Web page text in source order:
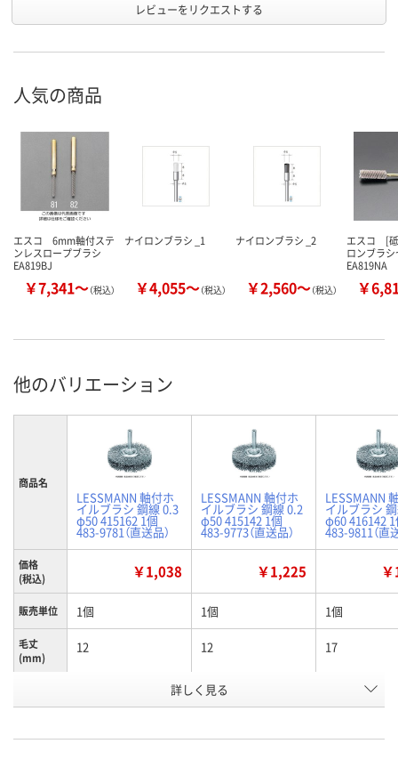
レビューをリクエストする
人気の商品
エスコ 6mm軸付ステ
ンレスロープブラシ
EA819BJ
￥7,341～（税込）
ナイロンブラシ _1
￥4,055～（税込）
ナイロンブラシ _2
￥2,560～（税込）
エスコ [砥
ロンブラ
EA819NA
￥
他のバリエーション
商品名
LESSMANN 軸付ホ
イルブラシ 鋼線 0.3
φ50 415162 1個
483-9781（直送品）
LESSMANN 軸付ホ
イルブラシ 鋼線 0.2
φ50 415142 1個
483-9773（直送品）
LESSMANN
イルブラシ
φ60 416142
483-9811（直
価格
(税込)
￥1,038 ￥1,225
販売単位 1個 1個 1個
毛丈
(mm)
12 12 17
42
K971107 K971106 K971109
詳しく見る